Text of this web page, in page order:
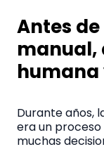
Antes
manual,
humana
Durante años,
era un
muchas